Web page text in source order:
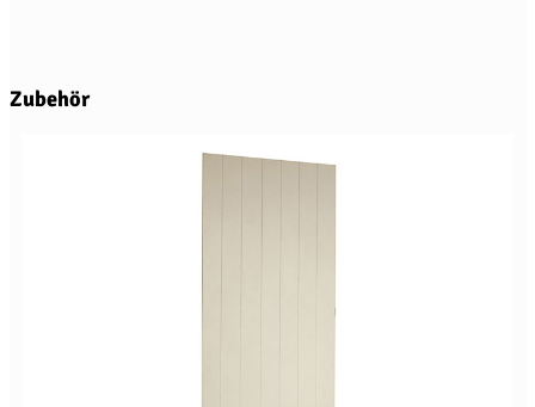
Produktgalerie überspringen
Zubehör